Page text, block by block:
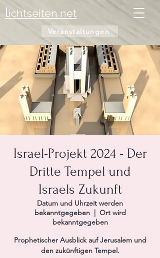
lichtseiten net
Veranstaltungen
Israel-Projekt 2024 - Der
Dritte Tempel und
Israels Zukunft
Datum und Uhrzeit werden
bekanntgegeben
  |
Ort wird
bekanntgegeben
Prophetischer Ausblick auf Jerusalem und
den zukünftigen Tempel.